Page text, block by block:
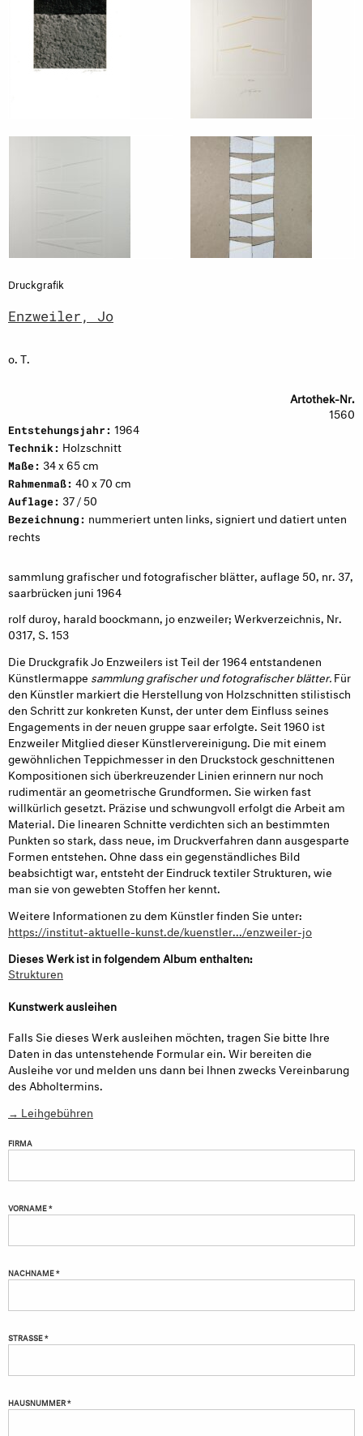
Druckgrafik
Enzweiler, Jo
o. T.
Artothek-Nr.
1560
Entstehungsjahr: 1964
Technik: Holzschnitt
Maße: 34 x 65 cm
Rahmenmaß: 40 x 70 cm
Auflage: 37 / 50
Bezeichnung: nummeriert unten links, signiert und datiert unten
rechts
sammlung grafischer und fotografischer blätter, auflage 50, nr. 37,
saarbrücken juni 1964
rolf duroy, harald boockmann, jo enzweiler; Werkverzeichnis, Nr.
0317, S. 153
Die Druckgrafik Jo Enzweilers ist Teil der 1964 entstandenen
Künstlermappe sammlung grafischer und fotografischer blätter.Für
den Künstler markiert die Herstellung von Holzschnitten stilistisch
den Schritt zur konkreten Kunst, der unter dem Einfluss seines
Engagements in der neuen gruppe saar erfolgte. Seit 1960 ist
Enzweiler Mitglied dieser Künstlervereinigung. Die mit einem
gewöhnlichen Teppichmesser in den Druckstock geschnittenen
Kompositionen sich überkreuzender Linien erinnern nur noch
rudimentär an geometrische Grundformen. Sie wirken fast
willkürlich gesetzt. Präzise und schwungvoll erfolgt die Arbeit am
Material. Die linearen Schnitte verdichten sich an bestimmten
Punkten so stark, dass neue, im Druckverfahren dann ausgesparte
Formen entstehen. Ohne dass ein gegenständliches Bild
beabsichtigt war, entsteht der Eindruck textiler Strukturen, wie
man sie von gewebten Stoffen her kennt.
Weitere Informationen zu dem Künstler finden Sie unter:
https://institut-aktuelle-kunst.de/kuenstler.../enzweiler-jo
Dieses Werk ist in folgendem Album enthalten:
Strukturen
Kunstwerk ausleihen
Falls Sie dieses Werk ausleihen möchten, tragen Sie bitte Ihre
Daten in das untenstehende Formular ein. Wir bereiten die
Ausleihe vor und melden uns dann bei Ihnen zwecks Vereinbarung
des Abholtermins.
→ Leihgebühren
FIRMA
VORNAME *
NACHNAME *
STRASSE *
HAUSNUMMER *